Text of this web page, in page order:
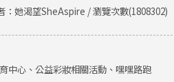
：她渴望SheAspire / 瀏覽次數(1808302)
中心、公益彩妝相關活動、嘿嘿路跑